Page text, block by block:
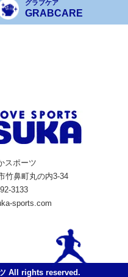
グラブケア
GRABCARE
スポーツ
竹鼻町丸の内3-34
3133
sports.com
All rights reserved.